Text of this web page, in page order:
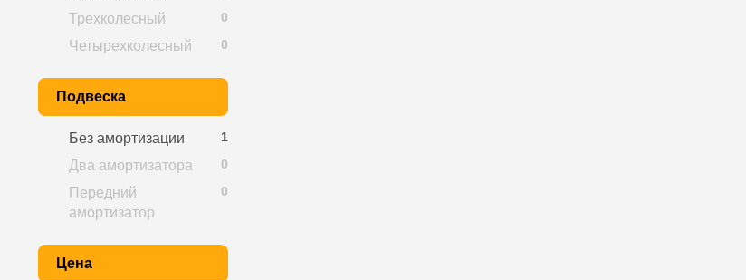
0
Трехколесный
0
Четырехколесный
Подвеска
1
Без амортизации
0
Два амортизатора
0
Передний
амортизатор
Цена